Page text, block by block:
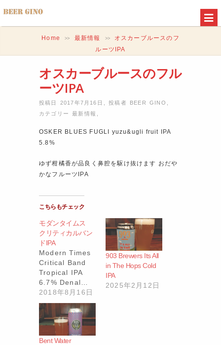
Home >> 最新情報 >>
オスカーブルースのフ
ルーツIPA
オスカーブルースのフル
ーツIPA
投稿日 2017年7月16日 ,投稿者 BEER GINO
カテゴリー最新情報
OSKER BLUES FUGLI yuzu&ugli fruit IPA
5.8%
ゆず柑橘香が品良く鼻腔を駆け抜けます おだや
かなフルーツIPA
こちらもチェック
モダンタイムス
クリティカルバン
ドIPA
Modern Times
Critical Band
Tropical IPA
6.7% Denal…
2018年8月16日
903 Brewers Its All
in The Hops Cold
IPA
2025年2月12日
Bent Water